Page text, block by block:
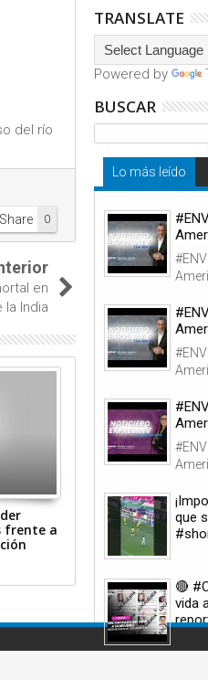
del río
0
Share
en
la India
frente a
Protestas contra
por covid-19 en
terminan con
TRANSLATE
Powered by
BUSCAR
Lo más leído
que
🔴
vida